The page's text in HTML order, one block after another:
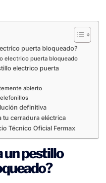
puerta bloqueado?
electrico puerta bloqueado
electrico puerta
abierto
definitiva
tu cerradura eléctrica
Técnico Oficial Fermax
un pestillo